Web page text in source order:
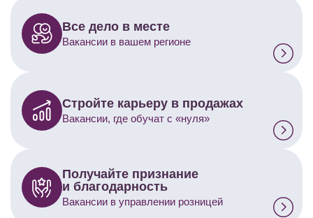
Все дело в месте
Вакансии в вашем регионе
Стройте карьеру в продажах
Вакансии, где обучат с «нуля»
Получайте признание
и благодарность
Вакансии в управлении розницей